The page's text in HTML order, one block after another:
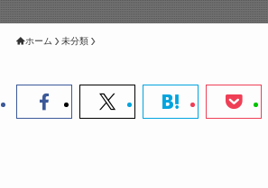
ホーム 未分類